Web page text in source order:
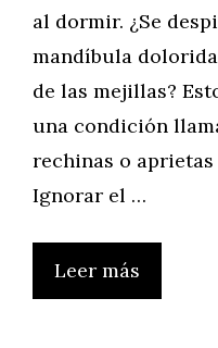
al dormir. ¿Se
mandíbula
de las mejillas?
una condición
rechinas o
Ignorar el …
Leer más